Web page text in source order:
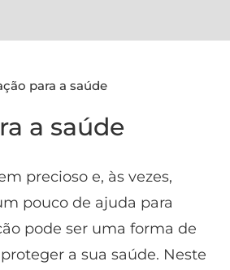
para a saúde
a saúde
precioso e, às vezes,
pouco de ajuda para
pode ser uma forma de
a sua saúde. Neste